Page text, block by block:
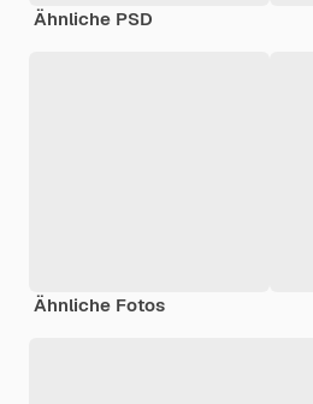
Ähnliche PSD
Ähnliche Fotos